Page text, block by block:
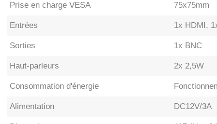
Prise en charge VESA 75x75mm
Entrées 1x HDMI,
Sorties 1x BNC
Haut-parleurs 2x 2,5W
Consommation d'énergie
Alimentation DC12V/3A